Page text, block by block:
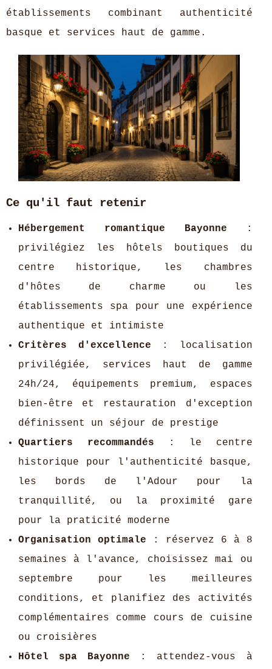
établissements combinant authenticité
basque et services haut de gamme.
Ce qu'il faut retenir
Hébergement romantique Bayonne :
privilégiez les hôtels boutiques du
centre historique, les chambres
d'hôtes de charme ou les
établissements spa pour une expérience
authentique et intimiste
Critères d'excellence : localisation
privilégiée, services haut de gamme
24h/24, équipements premium, espaces
bien-être et restauration d'exception
définissent un séjour de prestige
Quartiers recommandés : le centre
historique pour l'authenticité basque,
les bords de l'Adour pour la
tranquillité, ou la proximité gare
pour la praticité moderne
Organisation optimale : réservez 6 à 8
semaines à l'avance, choisissez mai ou
septembre pour les meilleures
conditions, et planifiez des activités
complémentaires comme cours de cuisine
ou croisières
Hôtel spa Bayonne : attendez-vous à